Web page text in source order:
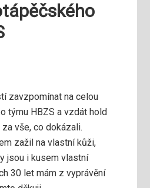
zavzpomínat na celou
týmu HBZS a vzdát hold
vše, co dokázali.
zažil na vlastní kůži,
jsou i kusem vlastní
30 let mám z vyprávění